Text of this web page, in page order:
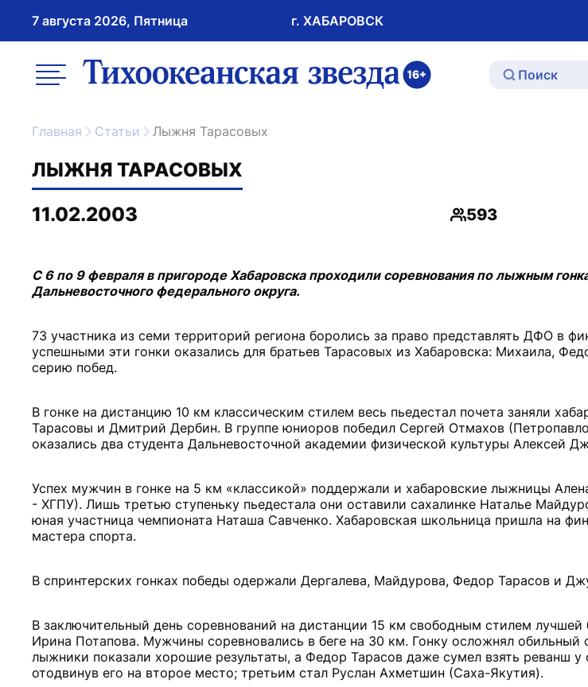
7 августа 2026, Пятница г. ХАБАРОВСК
меню ссылка на главную
Главная Статьи Лыжня Тарасовых
ЛЫЖНЯ ТАРАСОВЫХ
11.02.2003
Просмотры
593
С 6 по 9 февраля в пригороде Хабаровска проходили соревнования по лыжным
Дальневосточного федерального округа.
73 участника из семи территорий региона боролись за право представлять ДФО в
успешными эти гонки оказались для братьев Тарасовых из Хабаровска: Михаила,
серию побед.
В гонке на дистанцию 10 км классическим стилем весь пьедестал почета заняли
Тарасовы и Дмитрий Дербин. В группе юниоров победил Сергей Отмахов
оказались два студента Дальневосточной академии физической культуры Алексей
Успех мужчин в гонке на 5 км «классикой» поддержали и хабаровские лыжницы
- ХГПУ). Лишь третью ступеньку пьедестала они оставили сахалинке Наталье
юная участница чемпионата Наташа Савченко. Хабаровская школьница пришла на
мастера спорта.
В спринтерских гонках победы одержали Дергалева, Майдурова, Федор Тарасов и
В заключительный день соревнований на дистанции 15 км свободным стилем лучшей
Ирина Потапова. Мужчины соревновались в беге на 30 км. Гонку осложнял обильный
лыжники показали хорошие результаты, а Федор Тарасов даже сумел взять реванш у
отодвинув его на второе место; третьим стал Руслан Ахметшин (Саха-Якутия).